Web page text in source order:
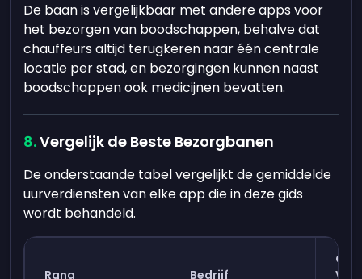
De baan is vergelijkbaar met andere apps voor
het bezorgen van boodschappen, behalve dat
chauffeurs altijd terugkeren naar één centrale
locatie per stad, en bezorgingen kunnen naast
boodschappen ook medicijnen bevatten.
Vergelijk de Beste Bezorgbanen
De onderstaande tabel vergelijkt de gemiddelde
uurverdiensten van elke app die in deze gids
wordt behandeld.
Rang Bedrijf